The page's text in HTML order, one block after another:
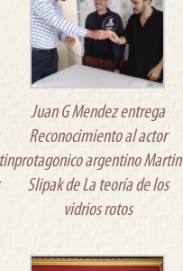
Juan G Mendez entrega
Reconocimiento al actor
protagonico argentino Martin
Slipak de La teoría de los
vidrios rotos